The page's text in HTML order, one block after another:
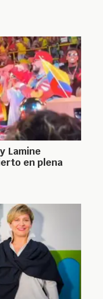
Lamine
en plena